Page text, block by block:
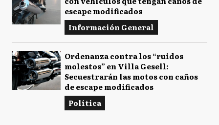
escape modificados
Información General
Ordenanza contra los “ruidos
molestos” en Villa Gesell:
Secuestrarán las motos con caños
de escape modificados
Política